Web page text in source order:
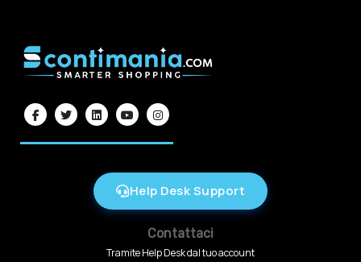
Help Desk Support
Contattaci
Tramite Help Desk dal tuo account